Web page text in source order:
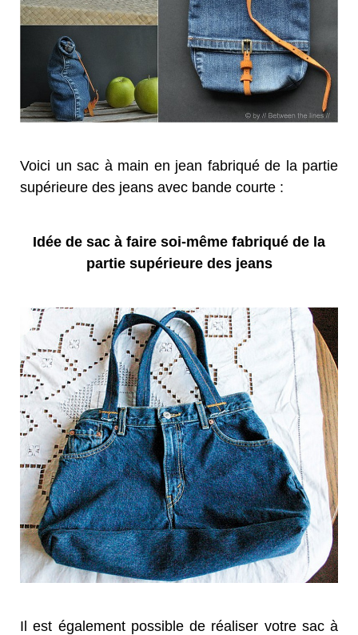
Voici un sac à main en jean fabriqué de la partie
supérieure des jeans avec bande courte :
Idée de sac à faire soi-même fabriqué de la
partie supérieure des jeans
Il est également possible de réaliser votre sac à